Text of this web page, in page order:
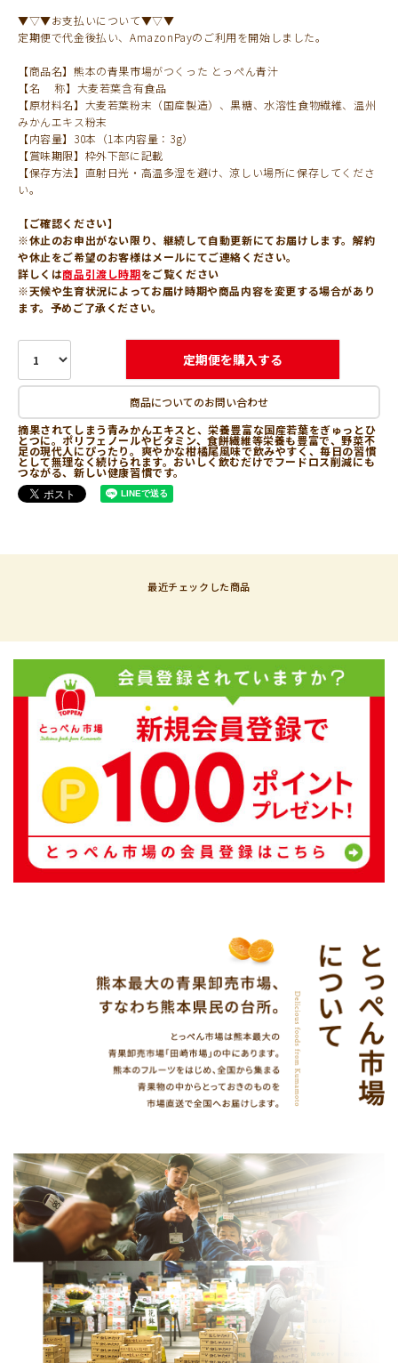
▼▽▼お支払いについて▼▽▼
定期便で代金後払い、AmazonPayのご利用を開始しました。
【商品名】熊本の青果市場がつくった とっぺん青汁
【名 称】大麦若葉含有食品
【原材料名】大麦若葉粉末（国産製造）、黒糖、水溶性食物繊維、温州
みかんエキス粉末
【内容量】30本（1本内容量：3g）
【賞味期限】枠外下部に記載
【保存方法】直射日光・高温多湿を避け、涼しい場所に保存してくださ
い。
【ご確認ください】
※休止のお申出がない限り、継続して自動更新にてお届けします。解約
や休止をご希望のお客様はメールにてご連絡ください。
詳しくは商品引渡し時期をご覧ください
※天候や生育状況によってお届け時期や商品内容を変更する場合があり
ます。予めご了承ください。
定期便を購入する
商品についてのお問い合わせ
摘果されてしまう青みかんエキスと、栄養豊富な国産若葉をぎゅっとひ
とつに。ポリフェノールやビタミン、食餅繊維等栄養も豊富で、野菜不
足の現代人にぴったり。爽やかな柑橘尾風味で飲みやすく、毎日の習慣
として無理なく続けられます。おいしく飲むだけでフードロス削減にも
つながる、新しい健康習慣です。
最近チェックした商品